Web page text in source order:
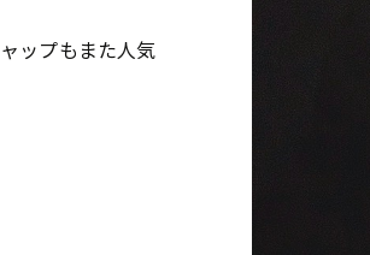
ップもまた人気